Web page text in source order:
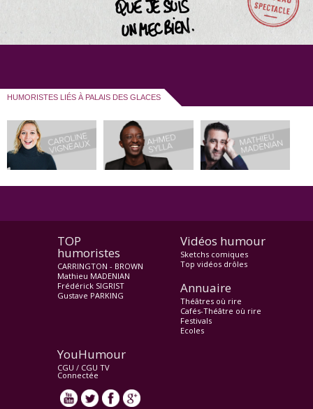
HUMORISTES LIÉS À PALAIS DES GLACES
TOP
humoristes
CARRINGTON - BROWN
Mathieu MADENIAN
Frédérick SIGRIST
Gustave PARKING
Vidéos humour
Sketchs comiques
Top vidéos drôles
Annuaire
Théâtres où rire
Cafés-Théâtre où rire
Festivals
Ecoles
YouHumour
CGU / CGU TV
Connectée